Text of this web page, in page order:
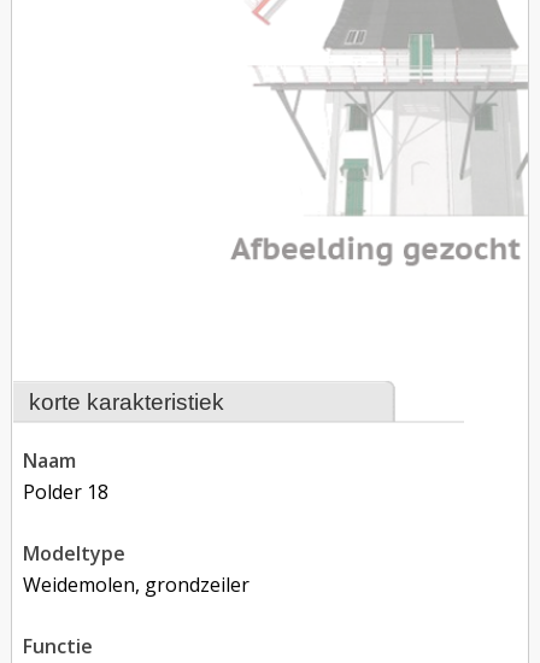
korte karakteristiek
naam
Polder 18
modeltype
Weidemolen, grondzeiler
functie